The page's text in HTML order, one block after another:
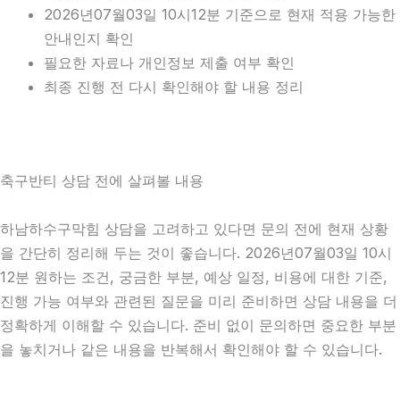
2026년07월03일 10시12분 기준으로 현재 적용 가능한
안내인지 확인
필요한 자료나 개인정보 제출 여부 확인
최종 진행 전 다시 확인해야 할 내용 정리
축구반티 상담 전에 살펴볼 내용
하남하수구막힘 상담을 고려하고 있다면 문의 전에 현재 상황
을 간단히 정리해 두는 것이 좋습니다. 2026년07월03일 10시
12분 원하는 조건, 궁금한 부분, 예상 일정, 비용에 대한 기준,
진행 가능 여부와 관련된 질문을 미리 준비하면 상담 내용을 더
정확하게 이해할 수 있습니다. 준비 없이 문의하면 중요한 부분
을 놓치거나 같은 내용을 반복해서 확인해야 할 수 있습니다.